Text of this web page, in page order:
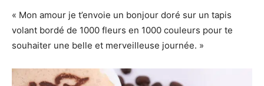
« Mon amour je t’envoie un bonjour doré sur un tapis
volant bordé de 1000 fleurs en 1000 couleurs pour te
souhaiter une belle et merveilleuse journée. »